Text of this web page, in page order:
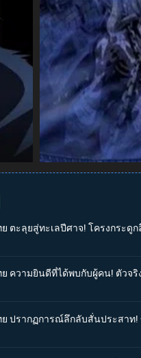
ตะลุยสู่ทะเลปีศาจ! โครงกระดู
ย ความยินดีที่ได้พบกับผู้คน! ตัวจ
ย ปรากฏการณ์ลึกลับสั่นประสาท